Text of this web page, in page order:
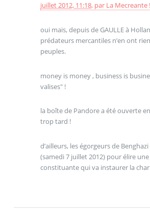
juillet 2012, 11:18, par La Mecreante !
oui mais, depuis de GAULLE à
prédateurs mercantiles n’en ont
peuples.
money is money , business is
valises" !
la boîte de Pandore a été ouverte en
trop tard !
d’ailleurs, les égorgeurs de
(samedi 7 juillet 2012) pour élire
constituante qui va instaurer la